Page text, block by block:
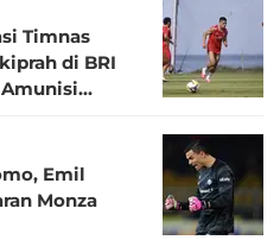
Timnas
di BRI
Emil
Monza